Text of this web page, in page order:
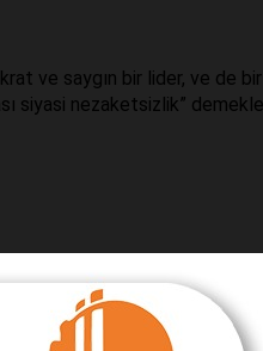
ve saygın bir lider, ve de
siyasi nezaketsizlik”
sonra seçimi değerlendirme
üstelik partisinden